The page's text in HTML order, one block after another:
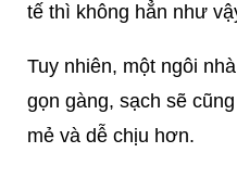
tế thì không hẳn như
Tuy nhiên, một ngôi
gọn gàng, sạch sẽ
mẻ và dễ chịu hơn.